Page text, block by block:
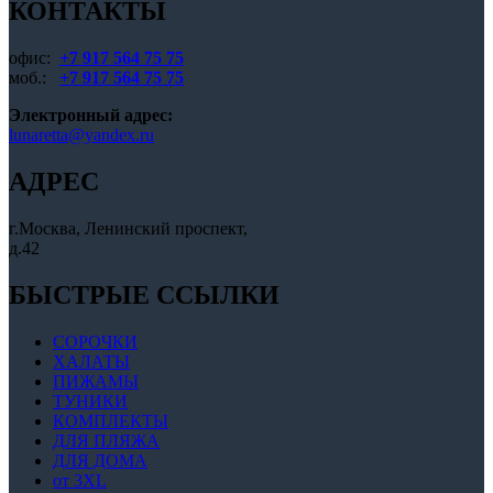
товара.
КОНТАКТЫ
офис: +7 917 564 75 75
моб.: +7 917 564 75 75
Электронный адрес:
lunaretta@yandex.ru
АДРЕС
г.Москва, Ленинский проспект,
д.42
БЫСТРЫЕ ССЫЛКИ
СОРОЧКИ
ХАЛАТЫ
ПИЖАМЫ
ТУНИКИ
КОМПЛЕКТЫ
ДЛЯ ПЛЯЖА
ДЛЯ ДОМА
от 3XL